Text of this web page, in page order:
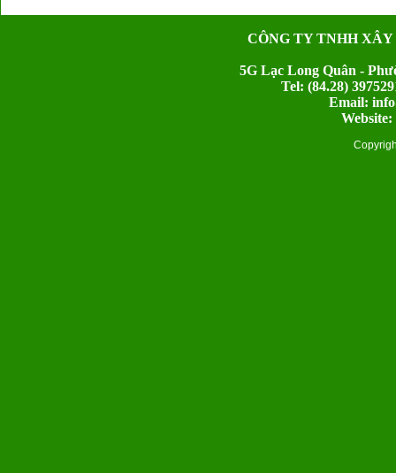
CÔNG TY TNHH
5G Lạc Long Quân -
Tel: (84.28)
Email: